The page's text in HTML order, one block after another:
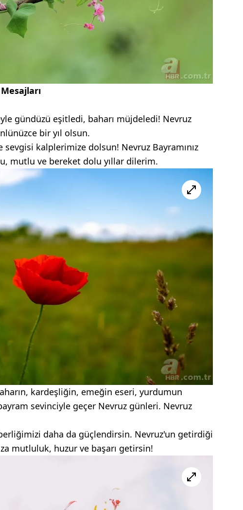
gündüzü eşitledi, baharı müjdeledi! Nevruz
bir yıl olsun.
kalplerimize dolsun! Nevruz Bayramınız
mutlu ve bereket dolu yıllar dilerim.
kardeşliğin, emeğin eseri, yurdumun
sevinciyle geçer Nevruz günleri. Nevruz
daha da güçlendirsin. Nevruz'un getirdiği
mutluluk, huzur ve başarı getirsin!